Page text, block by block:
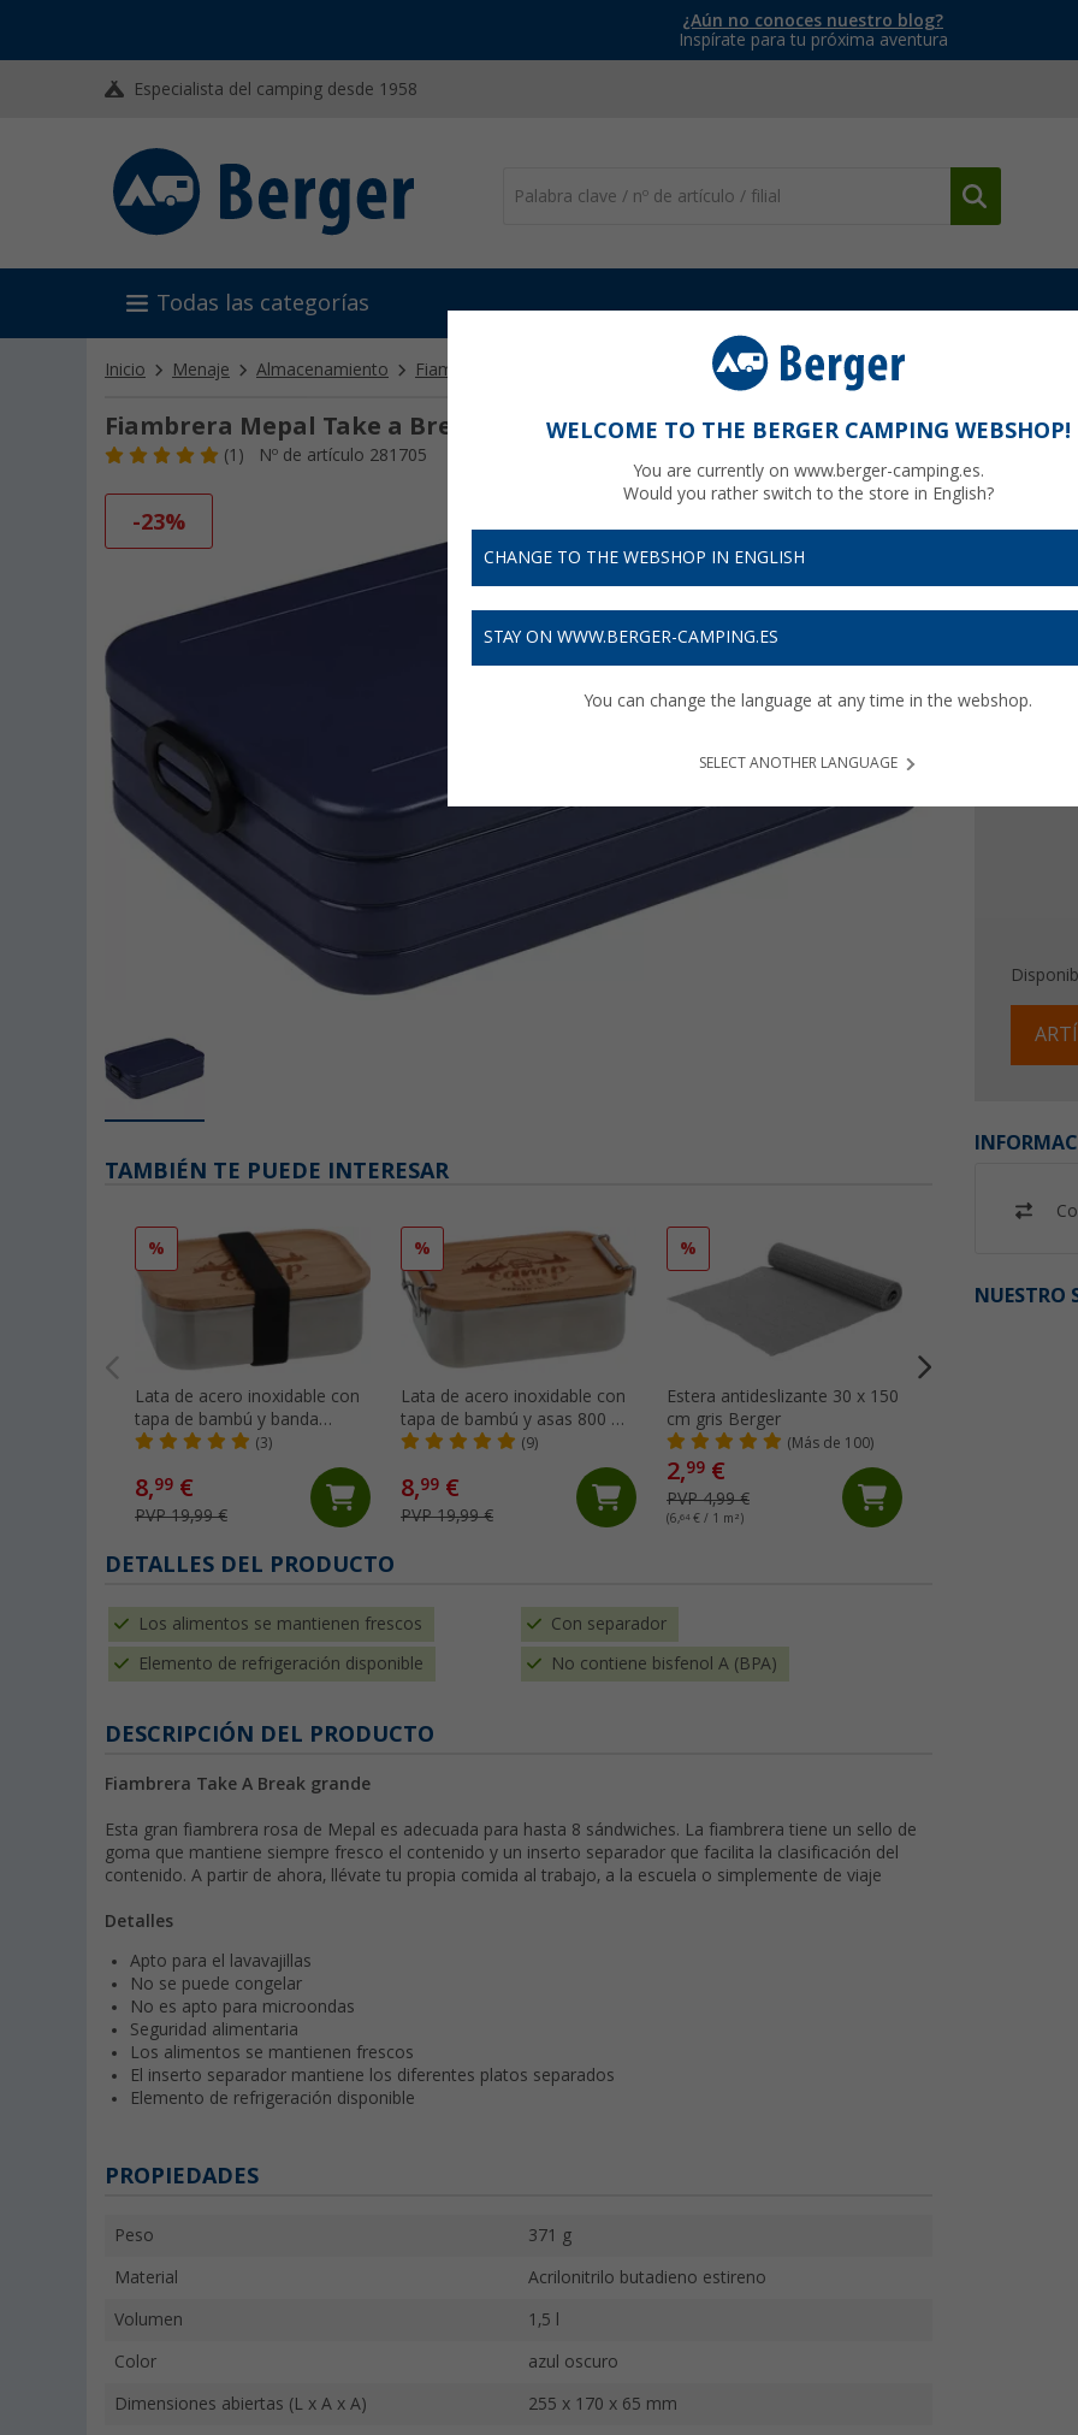
¿Aún no conoces nuestro blog?
Inspírate para tu próxima aventura
Especialista del camping desde 1958
Todas las categorías
Inicio Menaje Almacenamiento Fiambreras, botes y tarros Fiambrera grande 1,5 L Take a Break Mepal
Fiambrera Mepal Take a Break lunch box grande 1,5 litros nordic denim
(1) Nº de artículo 281705
-23%
Color
NUESTRO
TAMBIÉN TE PUEDE INTERESAR
%
Lata de acero inoxidable con
tapa de bambú y banda
elástica 800 ml Camplife
(3)
8,99 €
PVP 19,99 €
%
Lata de acero inoxidable con
tapa de bambú y asas 800 ml
Camplife
(9)
8,99 €
PVP 19,99 €
%
Estera antideslizante 30 x 150
cm gris Berger
(Más de 100)
2,99 €
PVP 4,99 €
(6,64 € / 1 m²)
DETALLES DEL PRODUCTO
Los alimentos se mantienen frescos Con separador
Elemento de refrigeración disponible No contiene bisfenol A (BPA)
DESCRIPCIÓN DEL PRODUCTO
Fiambrera Take A Break grande
Esta gran fiambrera rosa de Mepal es adecuada para hasta 8 sándwiches. La fiambrera tiene un sello de
goma que mantiene siempre fresco el contenido y un inserto separador que facilita la clasificación del
contenido. A partir de ahora, llévate tu propia comida al trabajo, a la escuela o simplemente de viaje
Detalles
Apto para el lavavajillas
No se puede congelar
No es apto para microondas
Seguridad alimentaria
Los alimentos se mantienen frescos
El inserto separador mantiene los diferentes platos separados
Elemento de refrigeración disponible
PROPIEDADES
Peso 371 g
Material Acrilonitrilo butadieno estireno
Volumen 1,5 l
Color azul oscuro
Dimensiones abiertas (L x A x A) 255 x 170 x 65 mm
WELCOME TO THE BERGER CAMPING WEBSHOP!
You are currently on www.berger-camping.es.
Would you rather switch to the store in English?
CHANGE TO THE WEBSHOP IN ENGLISH
STAY ON WWW.BERGER-CAMPING.ES
You can change the language at any time in the webshop.
SELECT ANOTHER LANGUAGE